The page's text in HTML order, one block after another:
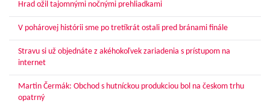
Hrad ožil tajomnými nočnými prehliadkami
V pohárovej histórii sme po tretíkrát ostali pred bránami finále
Stravu si už objednáte z akéhokoľvek zariadenia s prístupom na
internet
Martin Čermák: Obchod s hutníckou produkciou bol na českom trhu
opatrný